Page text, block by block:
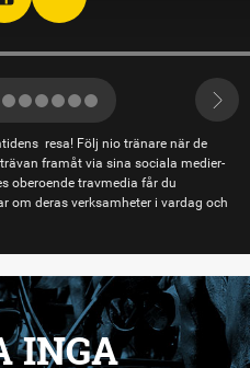
resa! Följ nio tränare när de
framåt via sina sociala medier-
oberoende travmedia får du
om deras verksamheter i vardag och
INGA